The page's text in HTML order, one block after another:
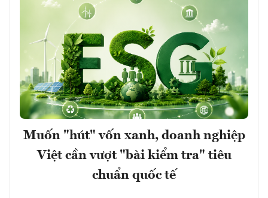
Muốn "hút" vốn xanh, doanh nghiệp
Việt cần vượt "bài kiểm tra" tiêu
chuẩn quốc tế